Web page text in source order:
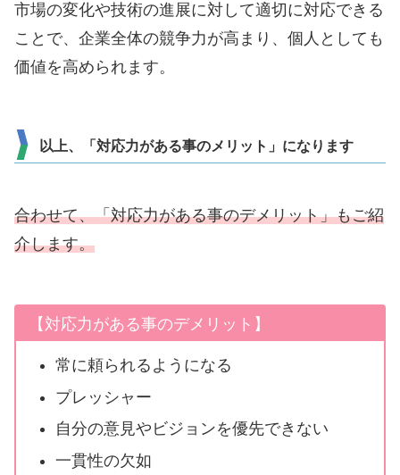
市場の変化や技術の進展に対して適切に対応できる
ことで、企業全体の競争力が高まり、個人としても
価値を高められます。
以上、「対応力がある事のメリット」になります
合わせて、「対応力がある事のデメリット」もご紹
介します。
【対応力がある事のデメリット】
常に頼られるようになる
プレッシャー
自分の意見やビジョンを優先できない
一貫性の欠如